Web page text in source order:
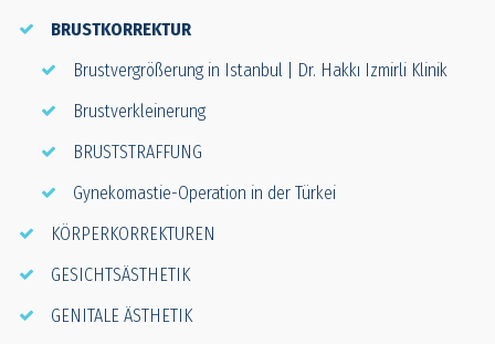
BRUSTKORREKTUR
Brustvergrößerung in Istanbul | Dr. Hakkı Izmirli Klinik
Brustverkleinerung
BRUSTSTRAFFUNG
Gynekomastie-Operation in der Türkei
KÖRPERKORREKTUREN
GESICHTSÄSTHETIK
GENITALE ÄSTHETIK